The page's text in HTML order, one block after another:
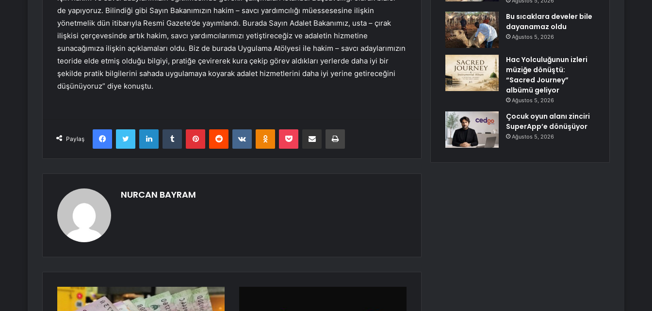
de yapıyoruz. Bilindiği gibi Sayın Bakanımızın hakim – savcı yardımcılığı müessesesine ilişkin
yönetmelik dün itibarıyla Resmi Gazete’de yayımlandı. Burada Sayın Adalet Bakanımız, usta – çırak
ilişkisi çerçevesinde artık hakim, savcı yardımcılarımızı yetiştireceğiz ve adaletin hizmetine
sunacağımıza ilişkin açıklamaları oldu. Biz de burada Uygulama Atölyesi ile hakim – savcı adaylarımızın
teoride elde etmiş olduğu bilgiyi, pratiğe çevirerek kura çekip görev aldıkları yerlerde daha iyi bir
şekilde pratik bilgilerini sahada uygulamaya koyarak adalet hizmetlerini daha iyi yerine getireceğini
düşünüyoruz” diye konuştu.
Paylaş
FacebookTwitter LinkedInTumblr PinterestReddit VKontakteOdnoklassniki
Pocket E-Posta ile paylaş Yazdır
NURCAN BAYRAM
Bu sıcaklara develer bile
dayanamaz oldu
Ağustos 5, 2026
Hac Yolculuğunun izleri
müziğe dönüştü:
“Sacred Journey”
albümü geliyor
Ağustos 5, 2026
Çocuk oyun alanı zinciri
SuperApp’e dönüşüyor
Ağustos 5, 2026